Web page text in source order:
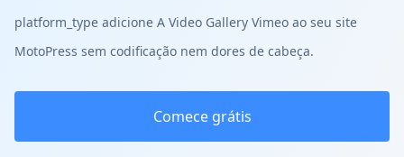
platform_type adicione A Video Gallery Vimeo ao seu site
MotoPress sem codificação nem dores de cabeça.
Comece grátis